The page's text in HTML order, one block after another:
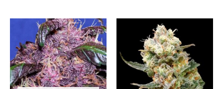
Tällä
tuotteella
on
useampi
muunnelma.
Voit
Voit